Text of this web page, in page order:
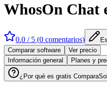
WhosOn Chat
0.0 / 5 (0 comentarios)
Comparar software
Ver precio
Información general
Planes y
¿Por qué es gratis